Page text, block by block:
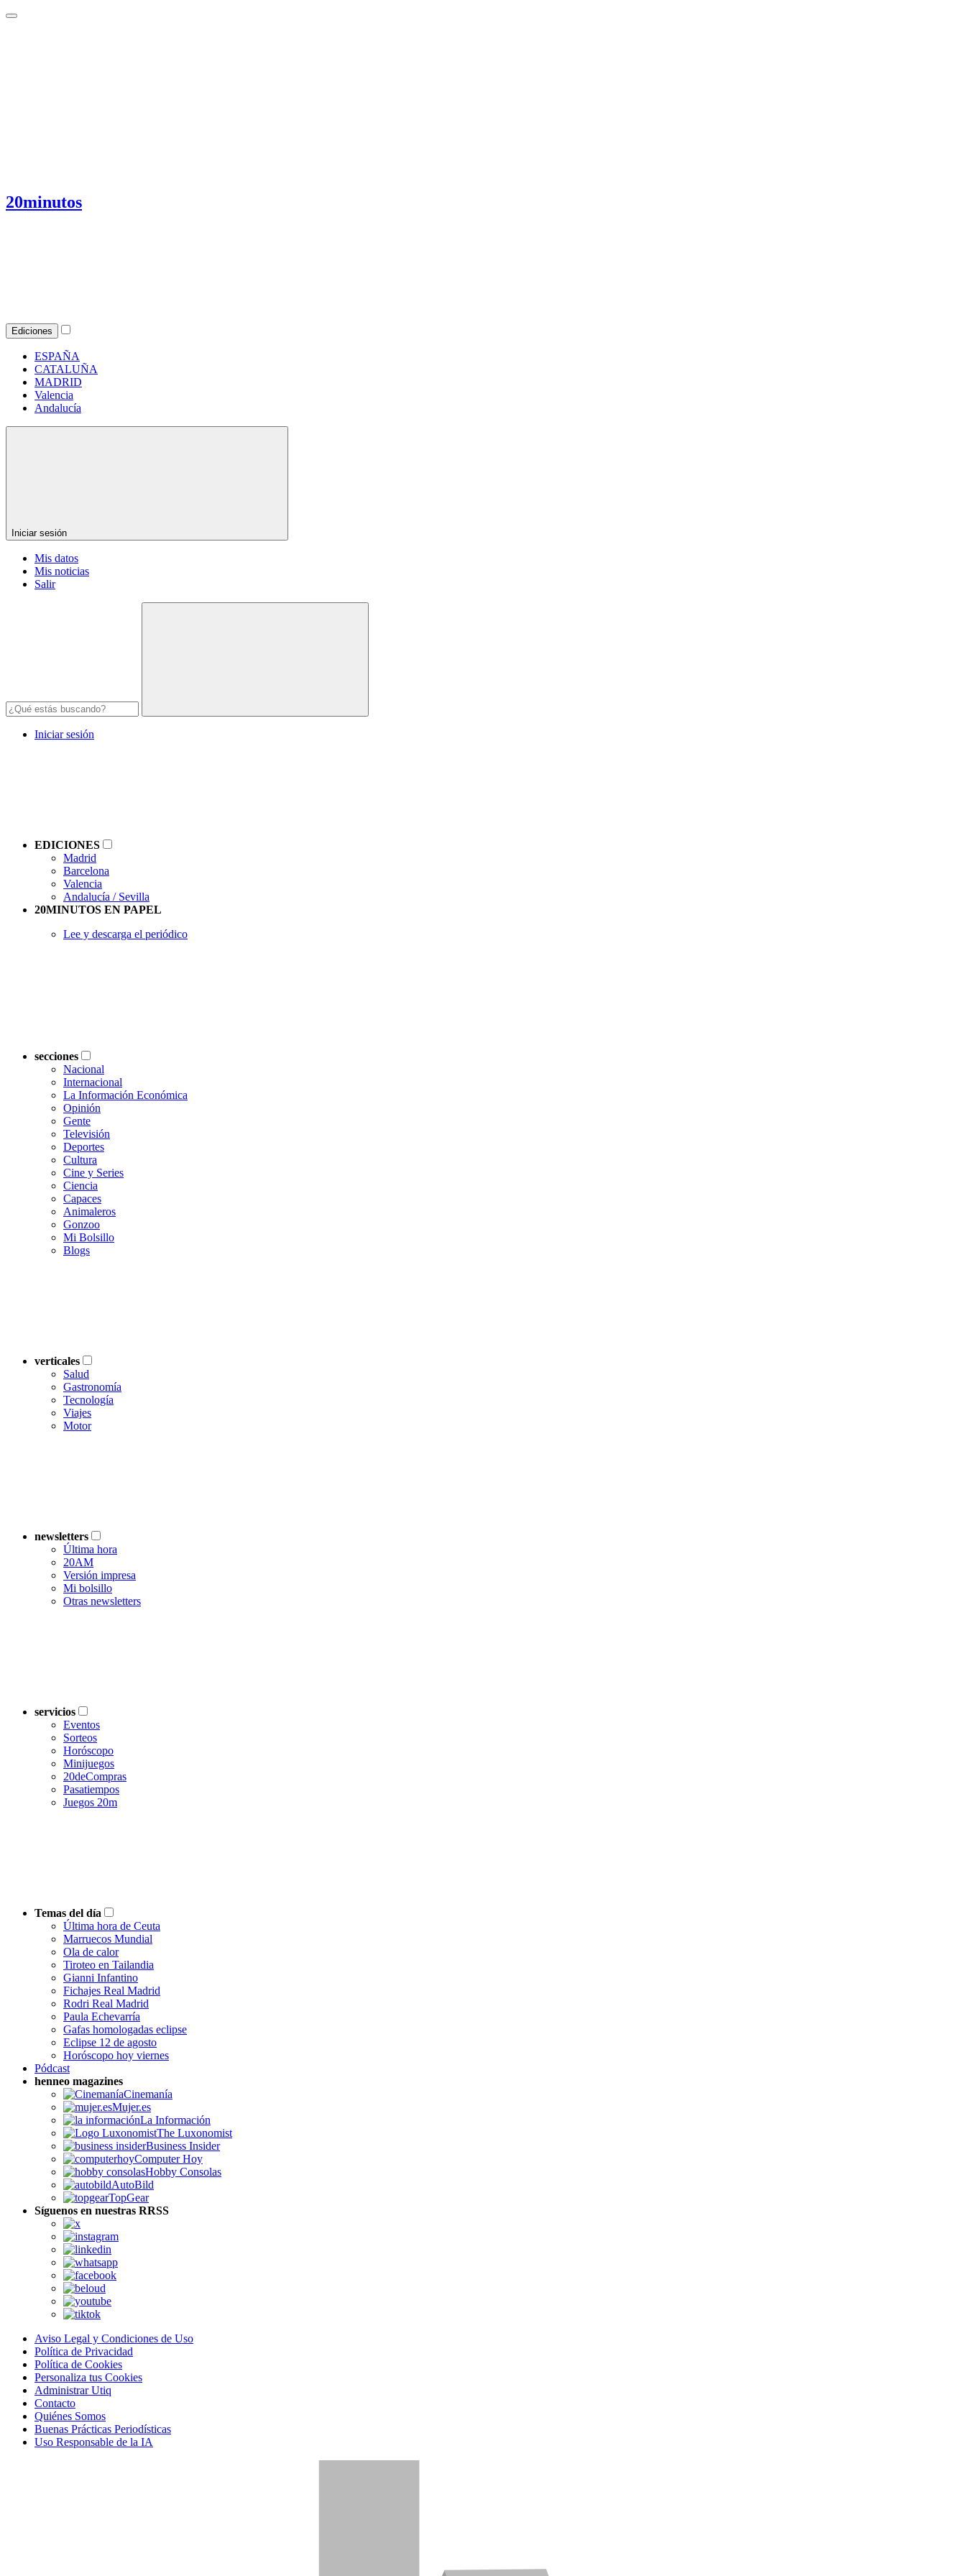
20minutos
Ediciones
ESPAÑA
CATALUÑA
MADRID
Valencia
Andalucía
Iniciar sesión
Mis datos
Mis noticias
Salir
Iniciar sesión
EDICIONES
Madrid
Barcelona
Valencia
Andalucía / Sevilla
20MINUTOS EN PAPEL
Lee y descarga el periódico
secciones
Nacional
Internacional
La Información Económica
Opinión
Gente
Televisión
Deportes
Cultura
Cine y Series
Ciencia
Capaces
Animaleros
Gonzoo
Mi Bolsillo
Blogs
verticales
Salud
Gastronomía
Tecnología
Viajes
Motor
newsletters
Última hora
20AM
Versión impresa
Mi bolsillo
Otras newsletters
servicios
Eventos
Sorteos
Horóscopo
Minijuegos
20deCompras
Pasatiempos
Juegos 20m
Temas del día
Última hora de Ceuta
Marruecos Mundial
Ola de calor
Tiroteo en Tailandia
Gianni Infantino
Fichajes Real Madrid
Rodri Real Madrid
Paula Echevarría
Gafas homologadas eclipse
Eclipse 12 de agosto
Horóscopo hoy viernes
Pódcast
henneo magazines
Cinemanía
Mujer.es
La Información
The Luxonomist
Business Insider
Computer Hoy
Hobby Consolas
AutoBild
TopGear
Síguenos en nuestras RRSS
Aviso Legal y Condiciones de Uso
Política de Privacidad
Política de Cookies
Personaliza tus Cookies
Administrar Utiq
Contacto
Quiénes Somos
Buenas Prácticas Periodísticas
Uso Responsable de la IA